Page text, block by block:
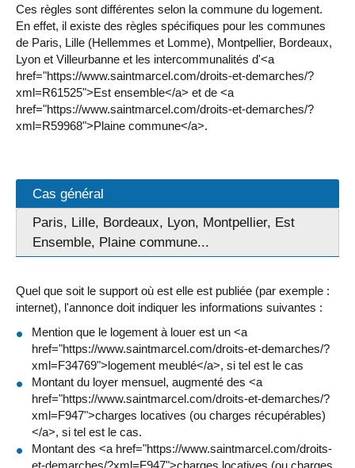
Ces règles sont différentes selon la commune du logement.
En effet, il existe des règles spécifiques pour les communes
de Paris, Lille (Hellemmes et Lomme), Montpellier, Bordeaux,
Lyon et Villeurbanne et les intercommunalités d'<a
href="https://www.saintmarcel.com/droits-et-demarches/?
xml=R61525">Est ensemble</a> et de <a
href="https://www.saintmarcel.com/droits-et-demarches/?
xml=R59968">Plaine commune</a>.
Cas général
Paris, Lille, Bordeaux, Lyon, Montpellier, Est
Ensemble, Plaine commune...
Quel que soit le support où est elle est publiée (par exemple :
internet), l'annonce doit indiquer les informations suivantes :
Mention que le logement à louer est un <a
href="https://www.saintmarcel.com/droits-et-demarches/?
xml=F34769">logement meublé</a>, si tel est le cas
Montant du loyer mensuel, augmenté des <a
href="https://www.saintmarcel.com/droits-et-demarches/?
xml=F947">charges locatives (ou charges récupérables)
</a>, si tel est le cas.
Montant des <a href="https://www.saintmarcel.com/droits-
et-demarches/?xml=F947">charges locatives (ou charges